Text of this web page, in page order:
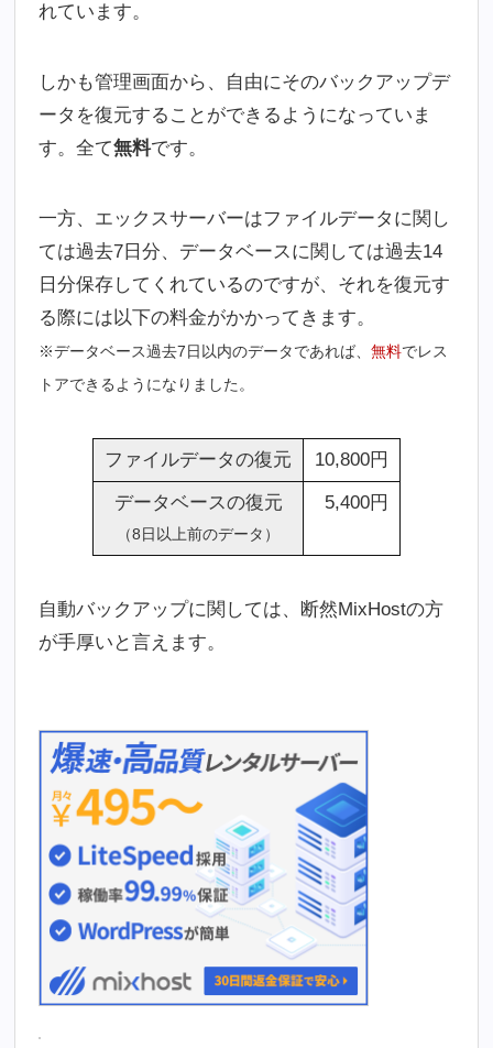
れています。
しかも管理画面から、自由にそのバックアップデ
ータを復元することができるようになっていま
す。全て無料です。
一方、エックスサーバーはファイルデータに関し
ては過去7日分、データベースに関しては過去14
日分保存してくれているのですが、それを復元す
る際には以下の料金がかかってきます。
※データベース過去7日以内のデータであれば、無料でレス
トアできるようになりました。
ファイルデータの復元 10,800円
データベースの復元
（8日以上前のデータ）
5,400円
自動バックアップに関しては、断然MixHostの方
が手厚いと言えます。